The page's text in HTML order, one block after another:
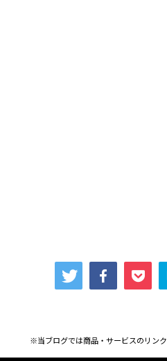
※当ブログでは商品・サービスのリン